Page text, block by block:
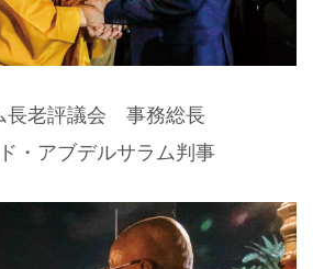
長老評議会 事務総長
・アブデルサラム判事